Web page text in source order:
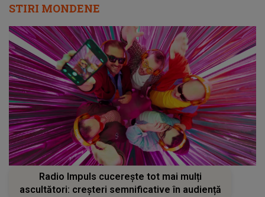
STIRI MONDENE
Radio Impuls cucerește tot mai mulți
ascultători: creșteri semnificative în audiență